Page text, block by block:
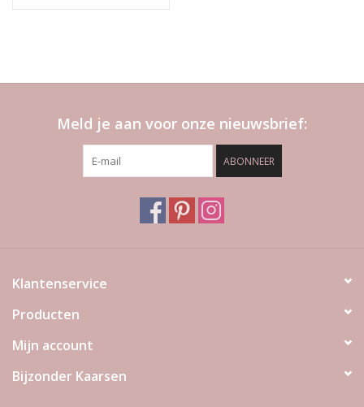
Meld je aan voor onze nieuwsbrief:
ABONNEER
Klantenservice
Producten
Mijn account
Bijzonder Kaarsen